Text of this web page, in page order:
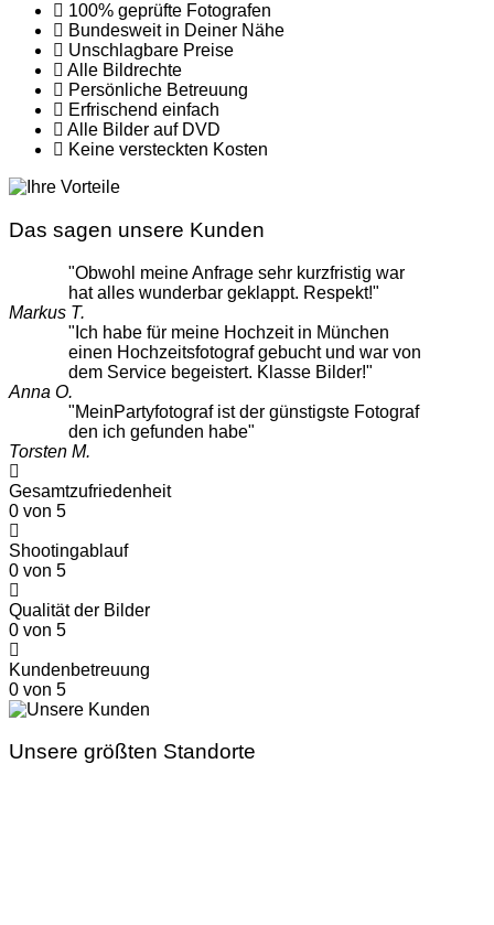
100% geprüfte Fotografen
Bundesweit in Deiner Nähe
Unschlagbare Preise
Alle Bildrechte
Persönliche Betreuung
Erfrischend einfach
Alle Bilder auf DVD
Keine versteckten Kosten
Das sagen unsere Kunden
"Obwohl meine Anfrage sehr kurzfristig war
hat alles wunderbar geklappt. Respekt!"
Markus T.
"Ich habe für meine Hochzeit in München
einen Hochzeitsfotograf gebucht und war von
dem Service begeistert. Klasse Bilder!"
Anna O.
"MeinPartyfotograf ist der günstigste Fotograf
den ich gefunden habe"
Torsten M.
Gesamtzufriedenheit
0 von 5
Shootingablauf
0 von 5
Qualität der Bilder
0 von 5
Kundenbetreuung
0 von 5
Unsere größten Standorte